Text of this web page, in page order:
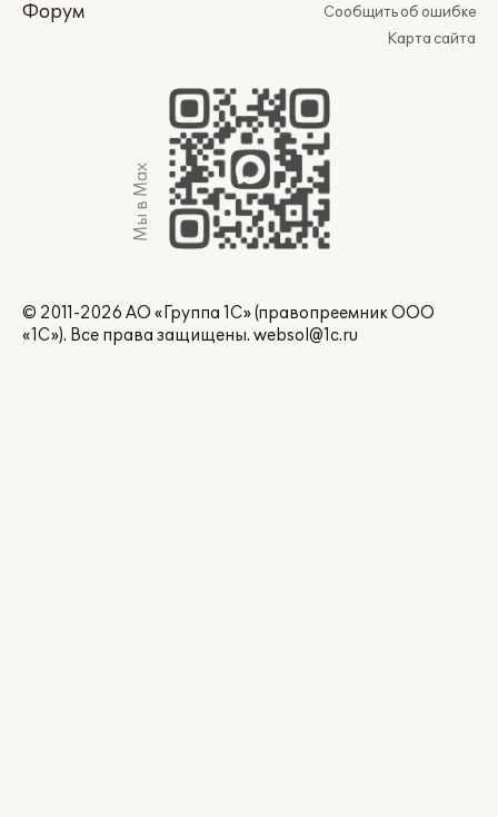
Форум
Сообщить об ошибке
Карта сайта
Мы в Max
© 2011-2026 АО «Группа 1С» (правопреемник ООО
«1С»). Все права защищены. websol@1c.ru